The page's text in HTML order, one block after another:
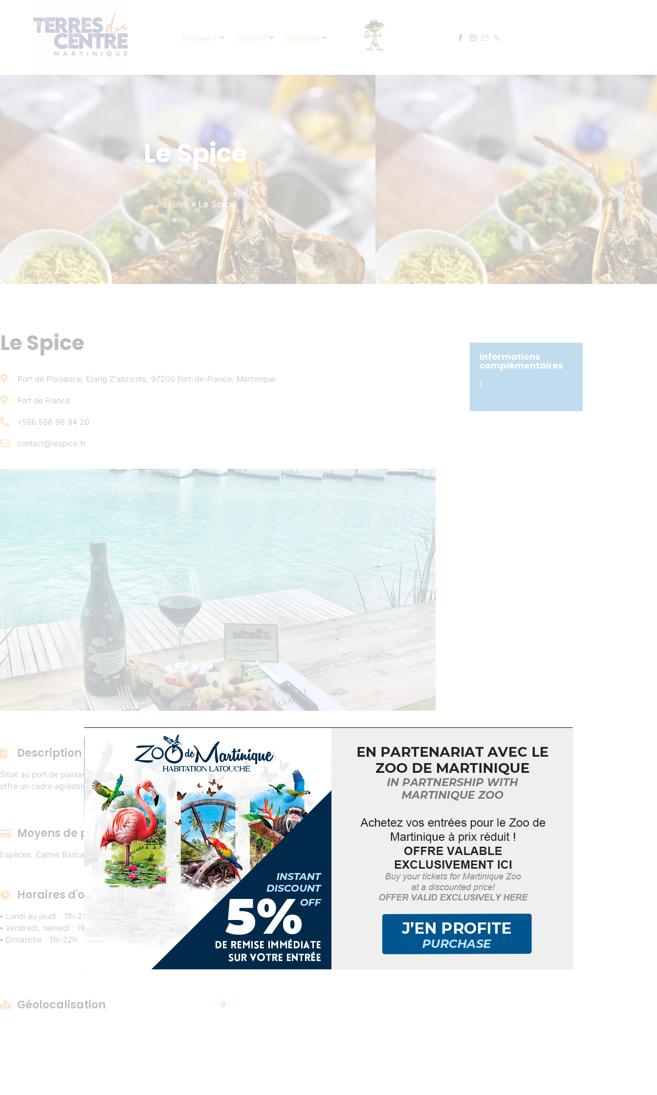
Découvrir Explorer Séjourner
Le Spice
Fort de France
Accueil » Le Spice
Le Spice
Port de Plaisance, Etang Z'abricots, 97200 Fort-de-France, Martinique
Fort de France
+596 596 96 94 20
contact@lespice.fr
Description
Situé au port de plaisance à l’Étang z’Abricots , face à la baie de Fort de France, le restaurant- bar “Le Spice” est
offre un cadre agréable pour savourer une cuisine locale ou déguster un cocktail et chiller au coucher du soleil .
Moyens de paiement
Espèces, Cartes Bancaire
Horaires d'ouverture
▪ Lundi au jeudi : 11h-23h30
▪ Vendredi, samedi : 11h-01h
▪ Dimanche : 11h-22h
Géolocalisation
Informations
complémentaires